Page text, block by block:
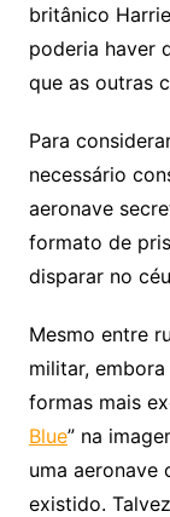
britânico
poderia haver
que as outras
Para
necessário
aeronave
formato de
disparar no
Mesmo entre
militar,
formas mais
Blue” na
uma aeronave
existido.